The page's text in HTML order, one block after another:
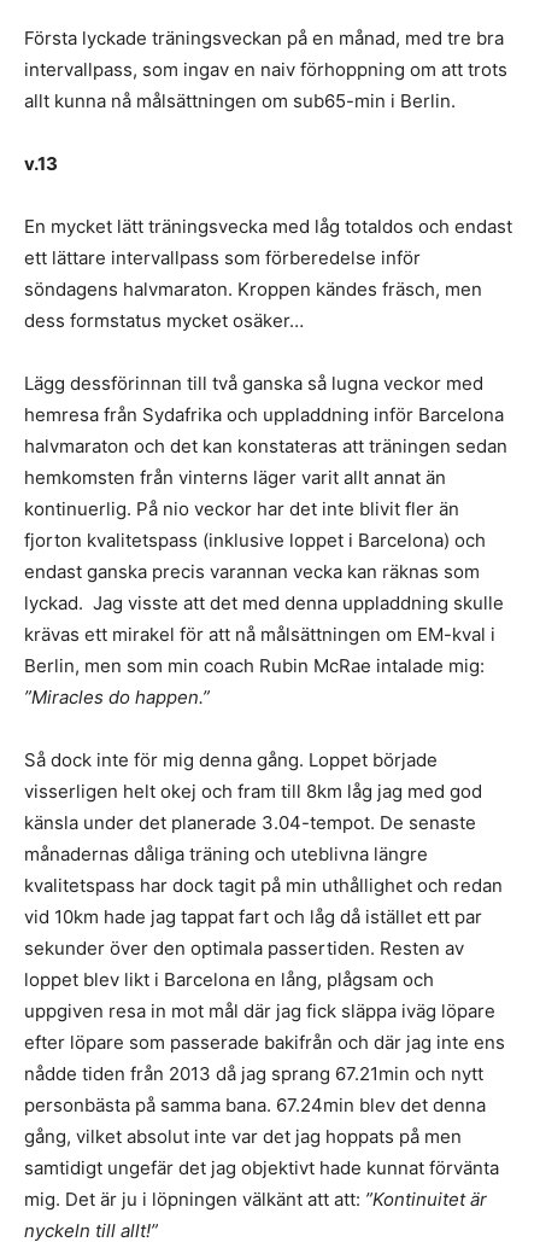
Första lyckade träningsveckan på en månad, med tre bra
intervallpass, som ingav en naiv förhoppning om att trots
allt kunna nå målsättningen om sub65-min i Berlin.
v.13
En mycket lätt träningsvecka med låg totaldos och endast
ett lättare intervallpass som förberedelse inför
söndagens halvmaraton. Kroppen kändes fräsch, men
dess formstatus mycket osäker…
Lägg dessförinnan till två ganska så lugna veckor med
hemresa från Sydafrika och uppladdning inför Barcelona
halvmaraton och det kan konstateras att träningen sedan
hemkomsten från vinterns läger varit allt annat än
kontinuerlig. På nio veckor har det inte blivit fler än
fjorton kvalitetspass (inklusive loppet i Barcelona) och
endast ganska precis varannan vecka kan räknas som
lyckad. Jag visste att det med denna uppladdning skulle
krävas ett mirakel för att nå målsättningen om EM-kval i
Berlin, men som min coach Rubin McRae intalade mig:
”Miracles do happen.”
Så dock inte för mig denna gång. Loppet började
visserligen helt okej och fram till 8km låg jag med god
känsla under det planerade 3.04-tempot. De senaste
månadernas dåliga träning och uteblivna längre
kvalitetspass har dock tagit på min uthållighet och redan
vid 10km hade jag tappat fart och låg då istället ett par
sekunder över den optimala passertiden. Resten av
loppet blev likt i Barcelona en lång, plågsam och
uppgiven resa in mot mål där jag fick släppa iväg löpare
efter löpare som passerade bakifrån och där jag inte ens
nådde tiden från 2013 då jag sprang 67.21min och nytt
personbästa på samma bana. 67.24min blev det denna
gång, vilket absolut inte var det jag hoppats på men
samtidigt ungefär det jag objektivt hade kunnat förvänta
mig. Det är ju i löpningen välkänt att att: ”Kontinuitet är
nyckeln till allt!”